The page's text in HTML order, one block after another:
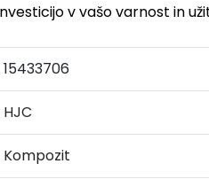
v vašo varnost in
15433706
HJC
Kompozit